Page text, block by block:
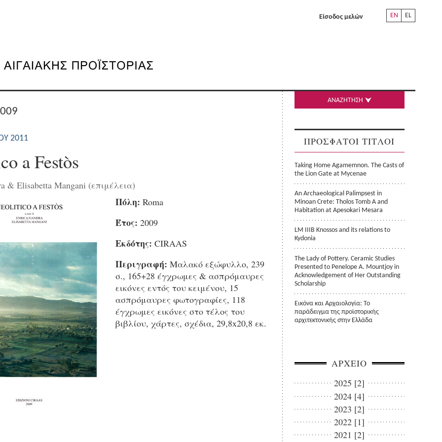
EN EL
Είσοδος μελών
2011
a Festòs
& Elisabetta Mangani (επιμέλεια)
Πόλη: Roma
Έτος: 2009
Εκδότης: CIRAAS
Περιγραφή: Μαλακό εξώφυλλο, 239
σ., 165+28 έγχρωμες & ασπρόμαυρες
εικόνες εντός του κειμένου, 15
ασπρόμαυρες φωτογραφίες, 118
έγχρωμες εικόνες στο τέλος του
βιβλίου, χάρτες, σχέδια, 29,8x20,8 εκ.
ΑΝΑΖΗΤΗΣΗ
ΠΡΟΣΦΑΤΟΙ ΤΙΤΛΟΙ
Taking Home Agamemnon. The Casts of
the Lion Gate at Mycenae
An Archaeological Palimpsest in
Minoan Crete: Tholos Tomb A and
Habitation at Apesokari Mesara
LM IIIB Knossos and its relations to
Kydonia
The Lady of Pottery. Ceramic Studies
Presented to Penelope A. Mountjoy in
Acknowledgement of Her Outstanding
Scholarship
Εικόνα και Αρχαιολογία: Το
παράδειγμα της προϊστορικής
αρχιτεκτονικής στην Ελλάδα
ΑΡΧΕΙΟ
2025 [2]
2024 [4]
2023 [2]
2022 [1]
2021 [2]